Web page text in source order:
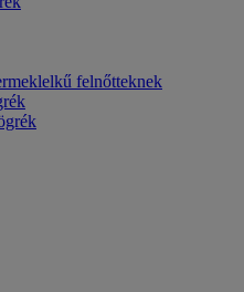
felnőtteknek